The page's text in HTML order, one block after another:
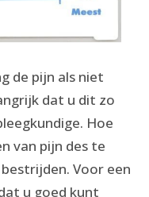
de pijn als niet
dat u dit zo
Hoe
van pijn des te
Voor een
u goed kunt